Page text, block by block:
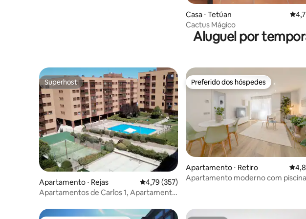
Casa ⋅ Tetúan 4,77
Cactus Mágico
Aluguel por
Superhost
Superhost
Apartamento ⋅ Rejas 4,79 de uma avaliação média de 5, 357 avaliações
4,79 (357)
Apartamentos de Carlos 1, Apartamento
Preferido dos hóspedes
Preferido dos hóspedes
Apartamento ⋅ Retiro 4,83
Apartamento moderno com